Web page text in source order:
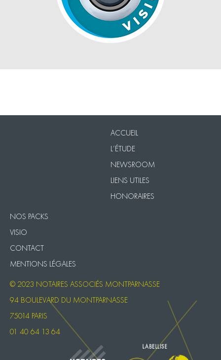
ACCUEIL
L’ÉTUDE
NEWSROOM
LIENS UTILES
HONORAIRES
NOS PACKS
VISIO
CONTACT
MENTIONS LÉGALES
© 2023 NOTAIRES ASSOCIÉS MONTPARNASSE
94 BOULEVARD DU MONTPARNASSE
75014 PARIS
01 40 64 13 64